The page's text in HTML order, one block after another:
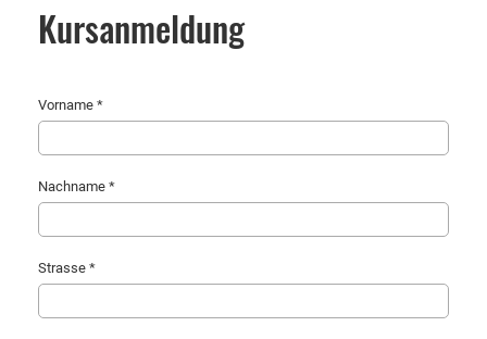
Kursanmeldung
Vorname *
Nachname *
Strasse *